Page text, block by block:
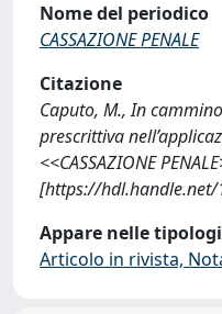
Nome del periodico
CASSAZIONE PENALE
Citazione
Caputo, M., In
prescrittiva
<<CASSAZIONE
[https://
Appare nelle
Articolo in rivista,